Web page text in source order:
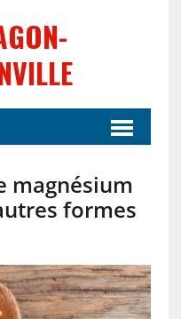
magnésium
formes